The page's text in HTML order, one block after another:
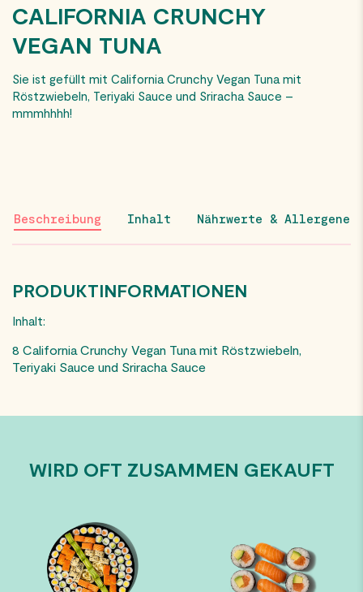
CALIFORNIA CRUNCHY
VEGAN TUNA
Sie ist gefüllt mit California Crunchy Vegan Tuna mit
Röstzwiebeln, Teriyaki Sauce und Sriracha Sauce –
mmmhhhh!
Beschreibung Inhalt Nährwerte & Allergene
PRODUKTINFORMATIONEN
Inhalt:
8 California Crunchy Vegan Tuna mit Röstzwiebeln,
Teriyaki Sauce und Sriracha Sauce​
WIRD OFT ZUSAMMEN GEKAUFT